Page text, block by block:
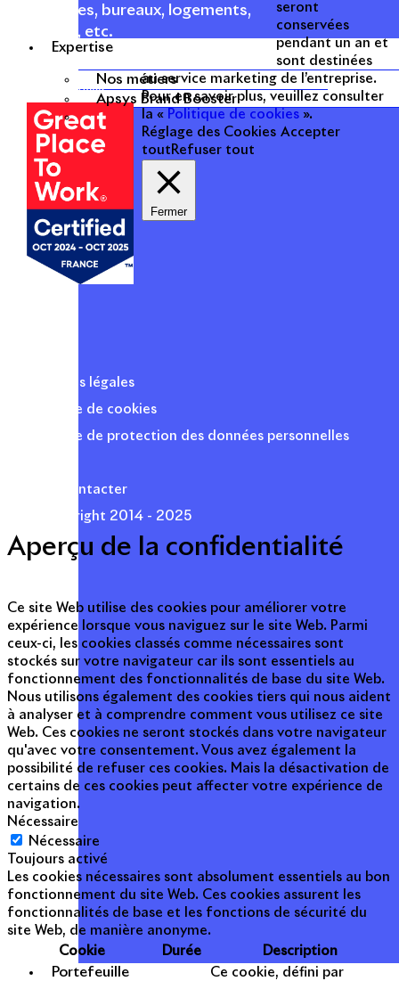
Expertise
Nos métiers
Apsys Brand Booster
Portefeuille
commerces, bureaux, logements,
hôtellerie, etc.
Une entreprise
certifiée
Mentions légales
Politique de cookies
Politique de protection des données personnelles
Nous contacter
© Copyright 2014 - 2025
seront
conservées
pendant un an et
sont destinées
au service marketing de l’entreprise.
Pour en savoir plus, veuillez consulter
la « Politique de cookies ».
Réglage des Cookies Accepter
tout Refuser tout
Fermer
Aperçu de la confidentialité
Ce site Web utilise des cookies pour améliorer votre
expérience lorsque vous naviguez sur le site Web. Parmi
ceux-ci, les cookies classés comme nécessaires sont
stockés sur votre navigateur car ils sont essentiels au
fonctionnement des fonctionnalités de base du site Web.
Nous utilisons également des cookies tiers qui nous aident
à analyser et à comprendre comment vous utilisez ce site
Web. Ces cookies ne seront stockés dans votre navigateur
qu'avec votre consentement. Vous avez également la
possibilité de refuser ces cookies. Mais la désactivation de
certains de ces cookies peut affecter votre expérience de
navigation.
Nécessaire
Nécessaire
Toujours activé
Les cookies nécessaires sont absolument essentiels au bon
fonctionnement du site Web. Ces cookies assurent les
fonctionnalités de base et les fonctions de sécurité du
site Web, de manière anonyme.
Cookie
Durée Description
Ce cookie, défini par